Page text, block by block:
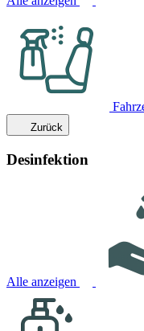
Zurück
Desinfektion
Alle anzeigen